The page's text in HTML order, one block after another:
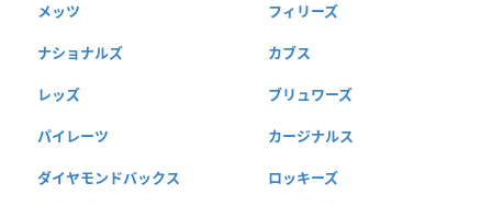
メッツ フィリーズ
ナショナルズ カブス
レッズ ブリュワーズ
パイレーツ カージナルス
ダイヤモンドバックス ロッキーズ